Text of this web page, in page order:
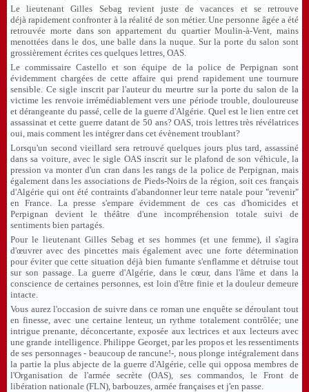
Le lieutenant Gilles Sebag revient juste de vacances et se retrouve
déjà rapidement confronter à la réalité de son métier. Une personne âgée a été
retrouvée morte dans son appartement du quartier Moulin-à-Vent, mains
menottées dans le dos, une balle dans la nuque. Sur la porte du salon sont
grossièrement écrites ces quelques lettres, OAS.
Le commissaire Castello et son équipe de la police de Perpignan sont
évidemment chargées de cette affaire qui prend rapidement une tournure
sensible. Ce sigle inscrit par l'auteur du meurtre sur la porte du salon de la
victime les renvoie irrémédiablement vers une période trouble, douloureuse
et dérangeante du passé, celle de la guerre d'Algérie. Quel est le lien entre cet
assassinat et cette guerre datant de 50 ans? OAS, trois lettres très révélatrices
oui, mais comment les intégrer dans cet évènement troublant?
Lorsqu'un second vieillard sera retrouvé quelques jours plus tard, assassiné
dans sa voiture, avec le sigle OAS inscrit sur le plafond de son véhicule, la
pression va monter d'un cran dans les rangs de la police de Perpignan, mais
également dans les associations de Pieds-Noirs de la région, soit ces français
d'Algérie qui ont été contraints d'abandonner leur terre natale pour "revenir"
en France. La presse s'empare évidemment de ces cas d'homicides et
Perpignan devient le théâtre d'une incompréhension totale suivi de
sentiments bien partagés.
Pour le lieutenant Gilles Sebag et ses hommes (et une femme), il s'agira
d'œuvrer avec des pincettes mais également avec une forte détermination
pour éviter que cette situation déjà bien fumante s'enflamme et détruise tout
sur son passage. La guerre d'Algérie, dans le cœur, dans l'âme et dans la
conscience de certaines personnes, est loin d'être finie et la douleur demeure
intacte.
Vous aurez l'occasion de suivre dans ce roman une enquête se déroulant tout
en finesse, avec une certaine lenteur, un rythme totalement contrôlée; une
intrigue prenante, déconcertante, exposée aux lectrices et aux lecteurs avec
une grande intelligence. Philippe Georget, par les propos et les ressentiments
de ses personnages - beaucoup de rancune!-, nous plonge intégralement dans
la partie la plus abjecte de la guerre d'Algérie, celle qui opposa membres de
l'Organisation de l'armée secrète (OAS), ses commandos, le Front de
libération nationale (FLN), barbouzes, armée françaises et j'en passe.